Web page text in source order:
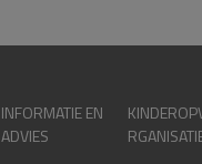
INFORMATIE EN
ADVIES